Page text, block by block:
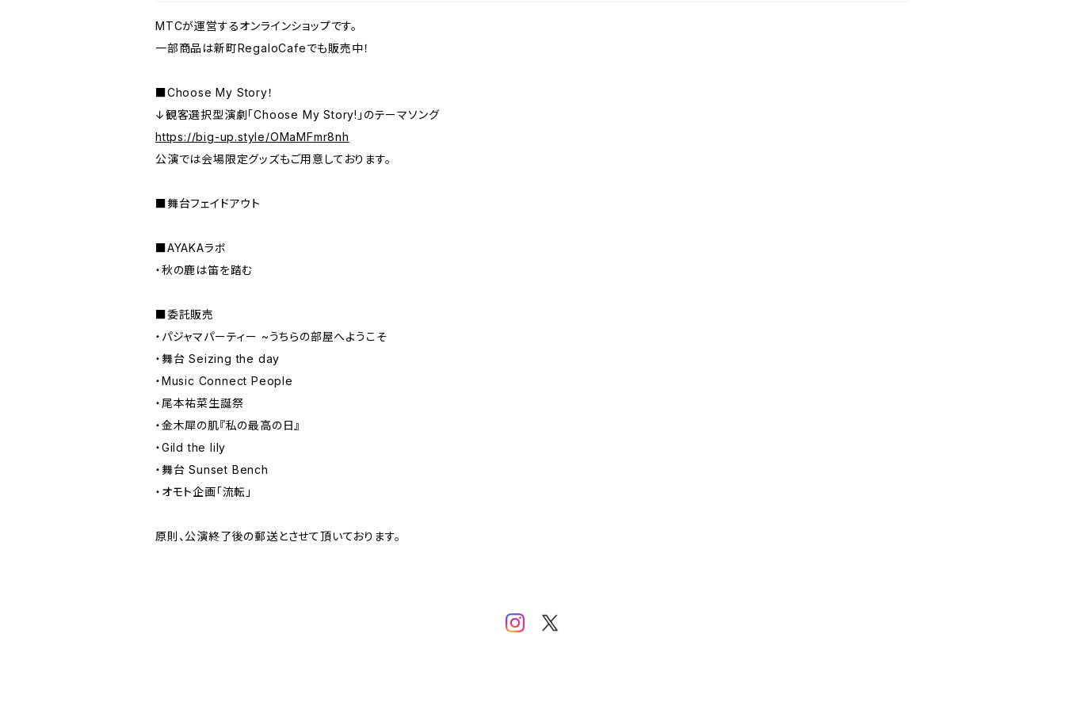
MTCが運営するオンラインショップです。
一部商品は新町RegaloCafeでも販売中！
■Choose My Story！
↓観客選択型演劇「Choose My Story!」のテーマソング
https://big-up.style/OMaMFmr8nh
公演では会場限定グッズもご用意しております。
■舞台フェイドアウト
■AYAKAラボ
・秋の鹿は笛を踏む
■委託販売
・パジャマパーティー ~うちらの部屋へようこそ
・舞台 Seizing the day
・Music Connect People
・尾本祐菜生誕祭
・金木犀の肌『私の最高の日』
・Gild the lily
・舞台 Sunset Bench
・オモト企画「流転」
原則、公演終了後の郵送とさせて頂いております。